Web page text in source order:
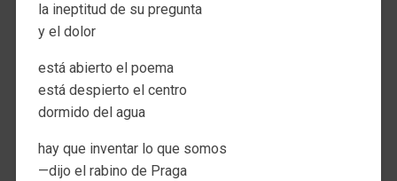
la ineptitud de su pregunta
y el dolor
está abierto el poema
está despierto el centro
dormido del agua
hay que inventar lo que somos
—dijo el rabino de Praga